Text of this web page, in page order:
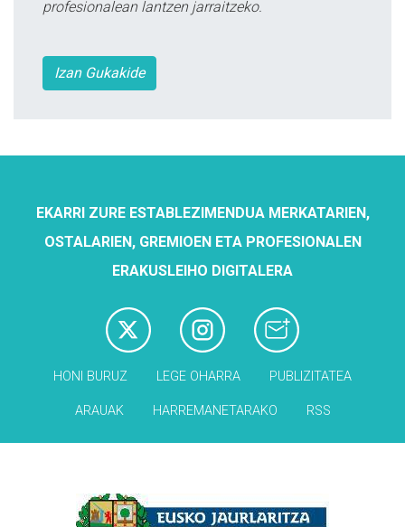
profesionalean lantzen jarraitzeko.
Izan Gukakide
EKARRI ZURE ESTABLEZIMENDUA MERKATARIEN,
OSTALARIEN, GREMIOEN ETA PROFESIONALEN
ERAKUSLEIHO DIGITALERA
HONI BURUZ LEGE OHARRA PUBLIZITATEA
ARAUAK HARREMANETARAKO RSS